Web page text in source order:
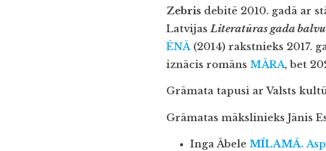
Zebris debitē 2010. gadā ar
LatvijasLiteratūras gada balvu
ĒNĀ(2014) rakstnieks 2017.
iznācis romāns MĀRA, bet
Grāmata tapusi ar Valsts
Grāmatas mākslinieks Jānis
Inga Ābele MĪLAMĀ.